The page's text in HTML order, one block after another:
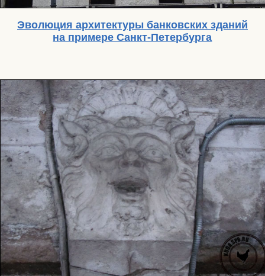
Эволюция архитектуры банковских зданий
на примере Санкт-Петербурга